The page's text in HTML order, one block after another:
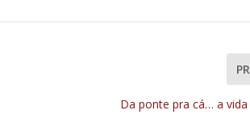
Da ponte pra cá… a